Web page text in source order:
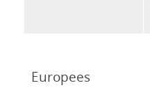
Europees